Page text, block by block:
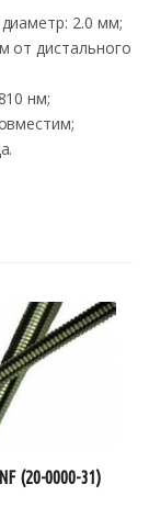
2.0 мм;
от дистального
нм;
(20-0000-31)